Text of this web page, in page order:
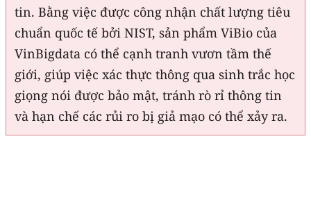
tin. Bằng việc được công nhận chất lượng tiêu
chuẩn quốc tế bởi NIST, sản phẩm ViBio của
VinBigdata có thể cạnh tranh vươn tầm thế
giới, giúp việc xác thực thông qua sinh trắc học
giọng nói được bảo mật, tránh rò rỉ thông tin
và hạn chế các rủi ro bị giả mạo có thể xảy ra.